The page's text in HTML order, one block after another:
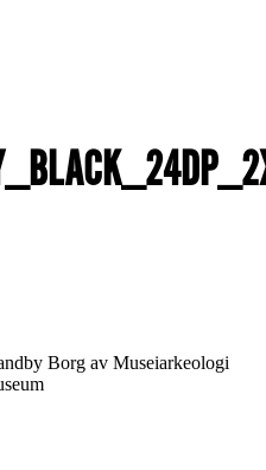
Borg av Museiarkeologi